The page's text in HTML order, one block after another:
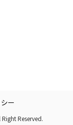
ー
Reserved.